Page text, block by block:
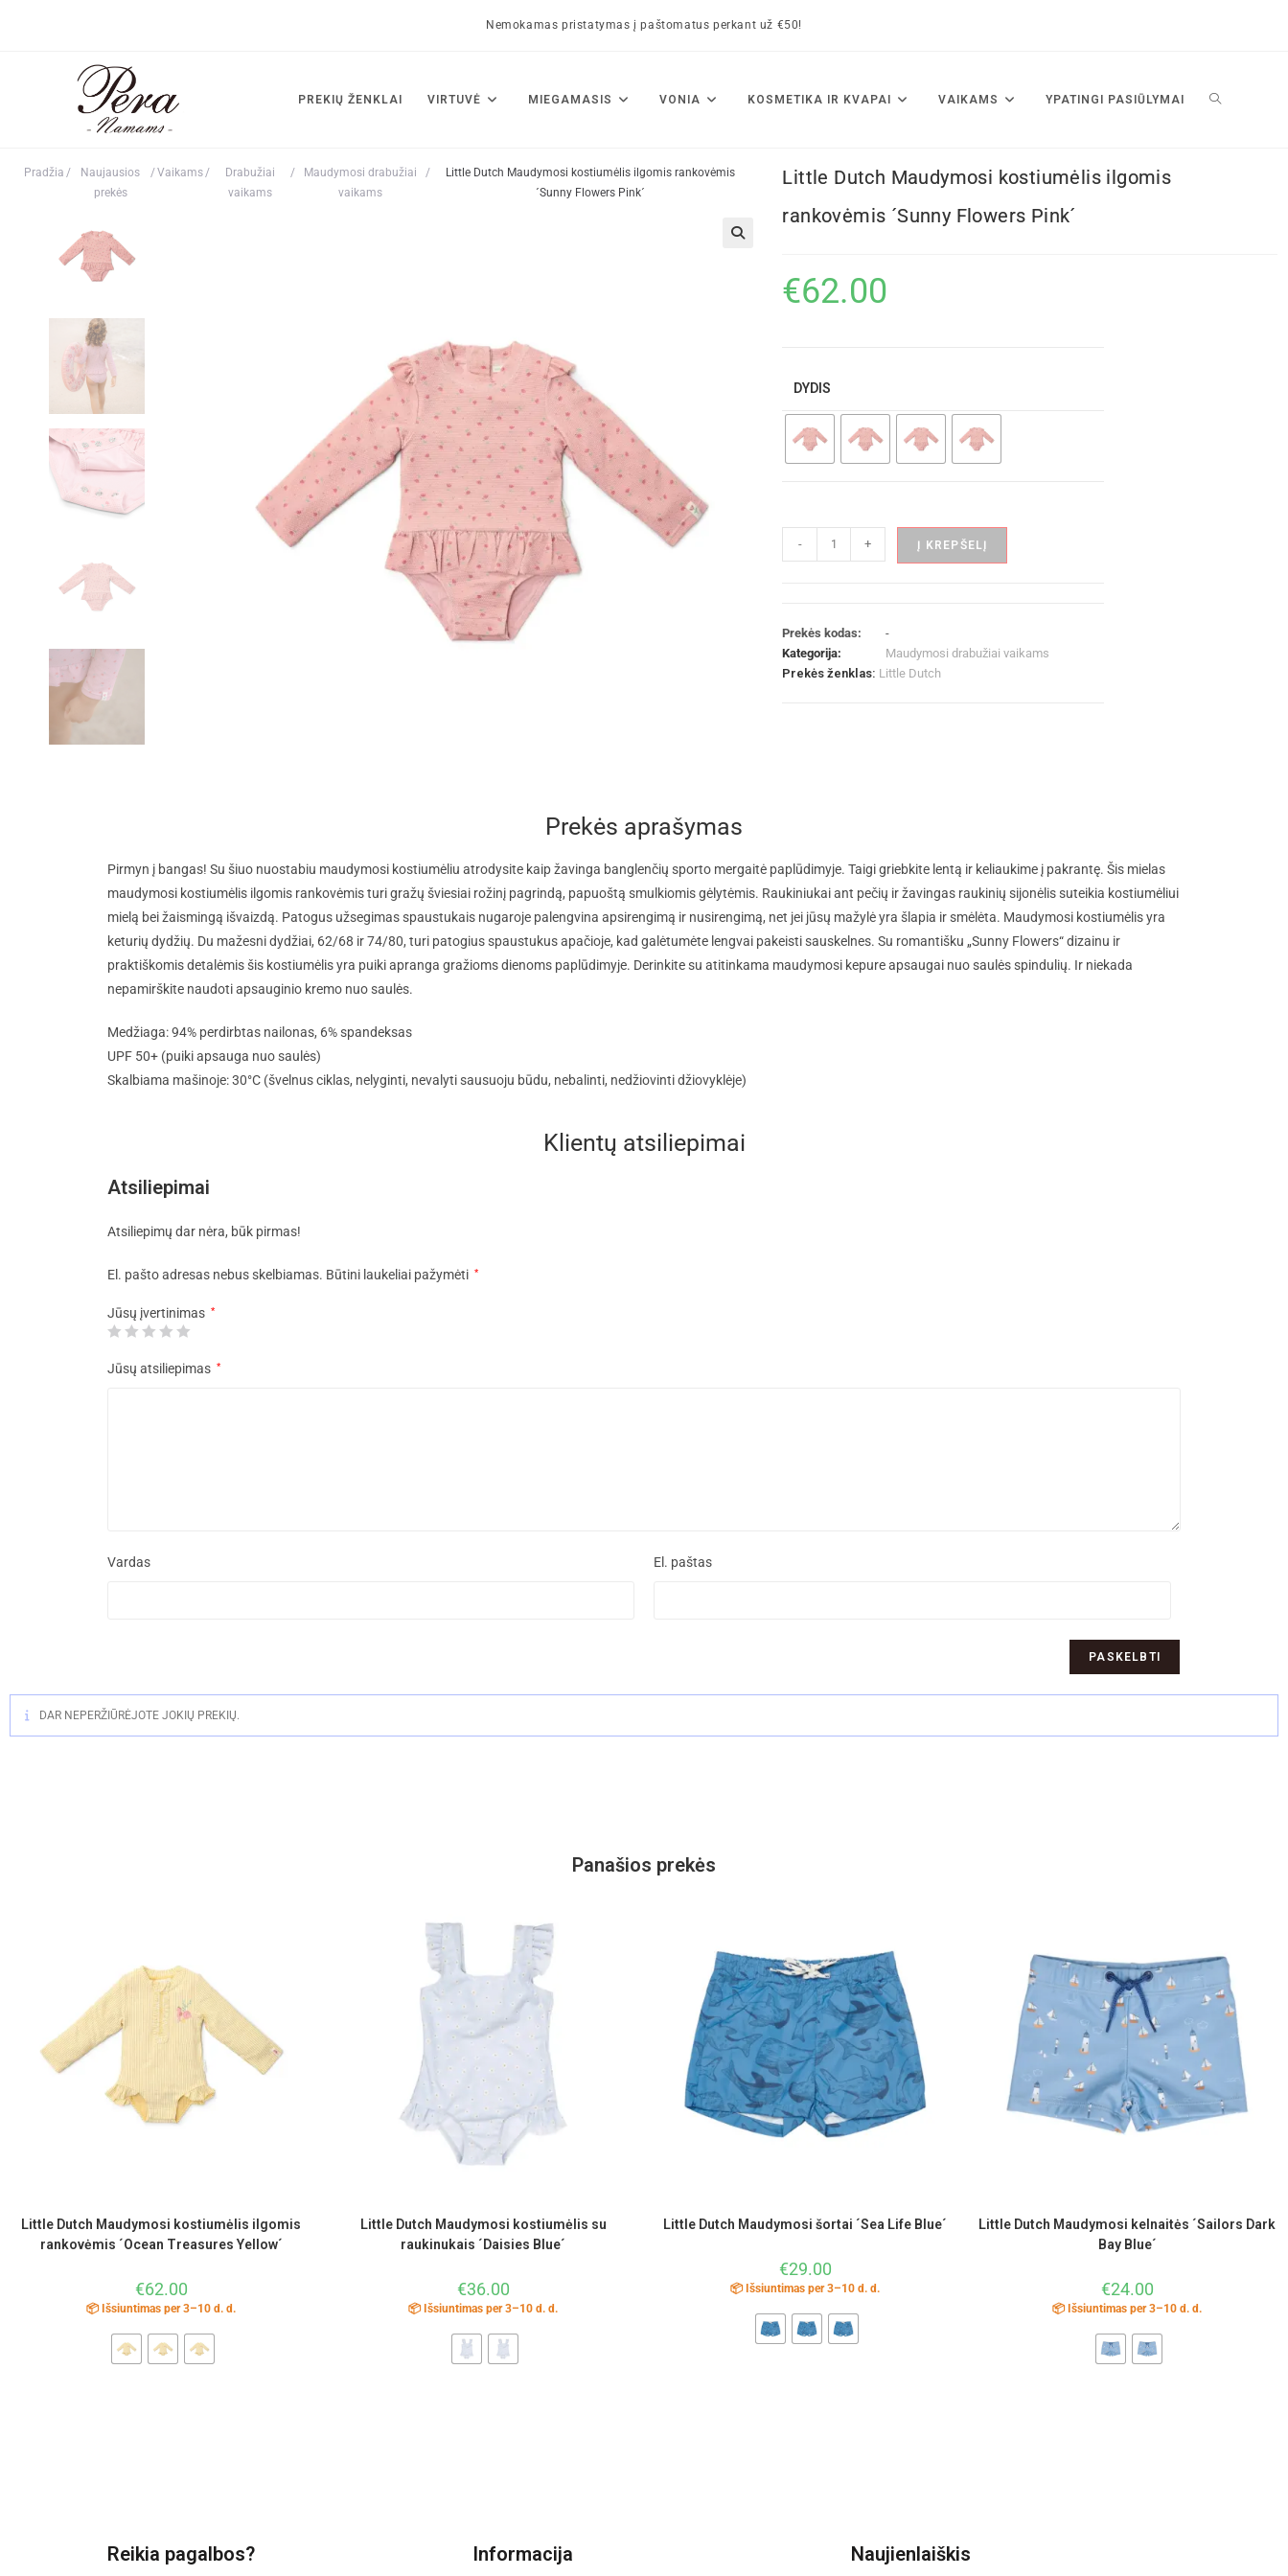
Nemokamas pristatymas į paštomatus perkant už €50!
PREKIŲ ŽENKLAI VIRTUVĖ MIEGAMASIS VONIA KOSMETIKA IR KVAPAI VAIKAMS YPATINGI PASIŪLYMAI
Pradžia /
Naujausios
prekės
/Vaikams/
Drabužiai
vaikams
/
Maudymosi drabužiai
vaikams
/
Little Dutch Maudymosi kostiumėlis ilgomis rankovėmis
´Sunny Flowers Pink´
Little Dutch Maudymosi kostiumėlis ilgomis
rankovėmis ´Sunny Flowers Pink´
€62.00
DYDIS
- + Į KREPŠELĮ
Prekės kodas:
-
Kategorija:
Maudymosi drabužiai vaikams
Prekės ženklas: Little Dutch
Prekės aprašymas
Pirmyn į bangas! Su šiuo nuostabiu maudymosi kostiumėliu atrodysite kaip žavinga banglenčių sporto mergaitė paplūdimyje. Taigi griebkite lentą ir keliaukime į pakrantę. Šis mielas
maudymosi kostiumėlis ilgomis rankovėmis turi gražų šviesiai rožinį pagrindą, papuoštą smulkiomis gėlytėmis. Raukiniukai ant pečių ir žavingas raukinių sijonėlis suteikia kostiumėliui
mielą bei žaismingą išvaizdą. Patogus užsegimas spaustukais nugaroje palengvina apsirengimą ir nusirengimą, net jei jūsų mažylė yra šlapia ir smėlėta. Maudymosi kostiumėlis yra
keturių dydžių. Du mažesni dydžiai, 62/68 ir 74/80, turi patogius spaustukus apačioje, kad galėtumėte lengvai pakeisti sauskelnes. Su romantišku „Sunny Flowers“ dizainu ir
praktiškomis detalėmis šis kostiumėlis yra puiki apranga gražioms dienoms paplūdimyje. Derinkite su atitinkama maudymosi kepure apsaugai nuo saulės spindulių. Ir niekada
nepamirškite naudoti apsauginio kremo nuo saulės.
Medžiaga: 94% perdirbtas nailonas, 6% spandeksas
UPF 50+ (puiki apsauga nuo saulės)
Skalbiama mašinoje: 30°C (švelnus ciklas, nelyginti, nevalyti sausuoju būdu, nebalinti, nedžiovinti džiovyklėje)
Klientų atsiliepimai
Atsiliepimai
Atsiliepimų dar nėra, būk pirmas!
El. pašto adresas nebus skelbiamas. Būtini laukeliai pažymėti *
Jūsų įvertinimas *
Jūsų atsiliepimas *
Vardas El. paštas
DAR NEPERŽIŪRĖJOTE JOKIŲ PREKIŲ.
Panašios prekės
Little Dutch Maudymosi kostiumėlis ilgomis
rankovėmis ´Ocean Treasures Yellow´
€62.00
📦 Išsiuntimas per 3–10 d. d.
Little Dutch Maudymosi kostiumėlis su
raukinukais ´Daisies Blue´
€36.00
📦 Išsiuntimas per 3–10 d. d.
Little Dutch Maudymosi šortai ´Sea Life Blue´
€29.00
📦 Išsiuntimas per 3–10 d. d.
Little Dutch Maudymosi kelnaitės ´Sailors Dark
Bay Blue´
€24.00
📦 Išsiuntimas per 3–10 d. d.
Reikia pagalbos? Informacija Naujienlaiškis